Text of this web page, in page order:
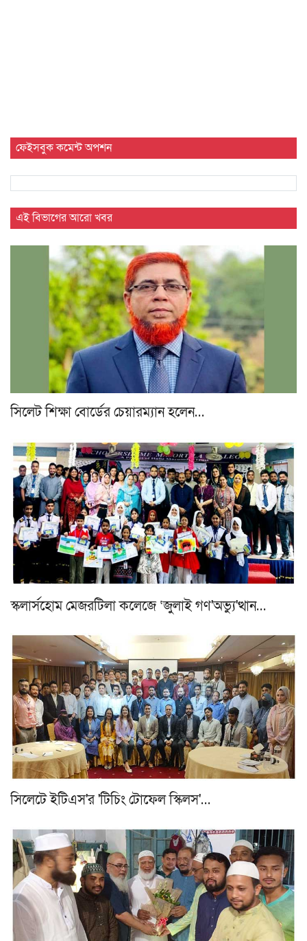
ফেইসবুক কমেন্ট অপশন
এই বিভাগের আরো খবর
সিলেট শিক্ষা বোর্ডের চেয়ারম্যান হলেন…
স্কলার্সহোম মেজরটিলা কলেজে ‘জুলাই গণ'অভ্যু'ত্থান…
সিলেটে ইটিএস'র 'টিচিং টোফেল স্কিলস'…